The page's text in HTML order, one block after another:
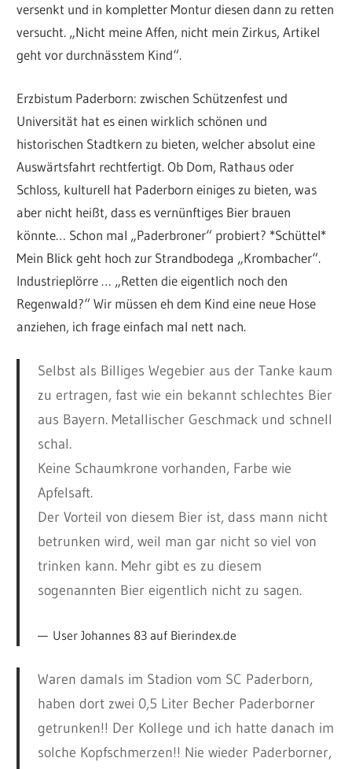
versenkt und in kompletter Montur diesen dann zu retten
versucht. „Nicht meine Affen, nicht mein Zirkus, Artikel
geht vor durchnässtem Kind“.
Erzbistum Paderborn: zwischen Schützenfest und
Universität hat es einen wirklich schönen und
historischen Stadtkern zu bieten, welcher absolut eine
Auswärtsfahrt rechtfertigt. Ob Dom, Rathaus oder
Schloss, kulturell hat Paderborn einiges zu bieten, was
aber nicht heißt, dass es vernünftiges Bier brauen
könnte… Schon mal „Paderbroner“ probiert? *Schüttel*
Mein Blick geht hoch zur Strandbodega „Krombacher“.
Industrieplörre … „Retten die eigentlich noch den
Regenwald?“ Wir müssen eh dem Kind eine neue Hose
anziehen, ich frage einfach mal nett nach.
Selbst als Billiges Wegebier aus der Tanke kaum
zu ertragen, fast wie ein bekannt schlechtes Bier
aus Bayern. Metallischer Geschmack und schnell
schal.
Keine Schaumkrone vorhanden, Farbe wie
Apfelsaft.
Der Vorteil von diesem Bier ist, dass mann nicht
betrunken wird, weil man gar nicht so viel von
trinken kann. Mehr gibt es zu diesem
sogenannten Bier eigentlich nicht zu sagen.
User Johannes 83 auf Bierindex.de
Waren damals im Stadion vom SC Paderborn,
haben dort zwei 0,5 Liter Becher Paderborner
getrunken!! Der Kollege und ich hatte danach im
solche Kopfschmerzen!! Nie wieder Paderborner,